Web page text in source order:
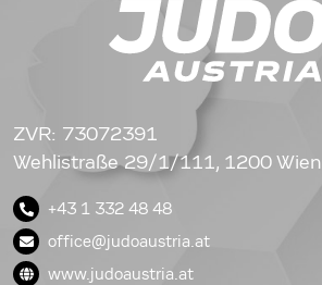
ZVR: 73072391
Wehlistraße 29/1/111, 1200 Wien
+43 1 332 48 48
office@judoaustria.at
www.judoaustria.at